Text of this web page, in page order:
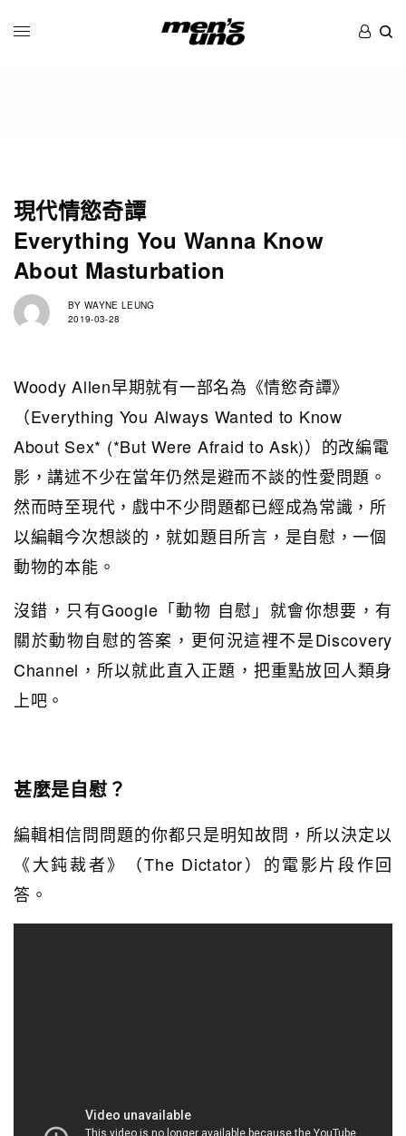
現代情慾奇譚
Everything You Wanna Know
About Masturbation
BY WAYNE LEUNG
2019-03-28
Woody Allen早期就有一部名為《情慾奇譚》
（Everything You Always Wanted to Know
About Sex* (*But Were Afraid to Ask)）的改編電
影，講述不少在當年仍然是避而不談的性愛問題。
然而時至現代，戲中不少問題都已經成為常識，所
以編輯今次想談的，就如題目所言，是自慰，一個
動物的本能。
沒錯，只有Google「動物 自慰」就會你想要，有
關於動物自慰的答案，更何況這裡不是Discovery
Channel，所以就此直入正題，把重點放回人類身
上吧。
甚麼是自慰？
編輯相信問問題的你都只是明知故問，所以決定以
《大鈍裁者》（The Dictator）的電影片段作回
答。